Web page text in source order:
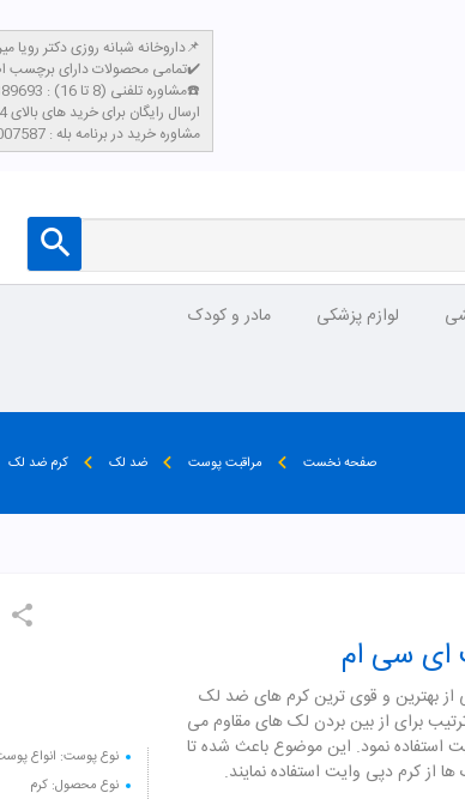
داروخانه شبانه روزی دکتر رویا میرنظامی📌
تمامی محصولات دارای برچسب اصالت کالا و سیب سلامت میباشند✔️
مشاوره تلفنی (8 تا 16) : 02165389693☎️
​ارسال رایگان برای خرید های بالای 4 میلیون تومان با پست پیشتاز
مشاوره خرید در برنامه بله : 09302007587
لوازم پزشکی مادر و کودک
صفحه نخست مراقبت پوست ضد لک کرم ضد لک
نوع پوست: انواع
نوع محصول: کرم
ای سی ام
بهترین و قوی ترین کرم های ضد لک
برای از بین بردن لک های مقاوم می
استفاده نمود. این موضوع باعث شده تا
از کرم دپی وایت استفاده نمایند.